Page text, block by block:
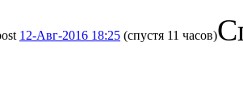
12-Авг-2016 18:25 (спустя 11 часов)